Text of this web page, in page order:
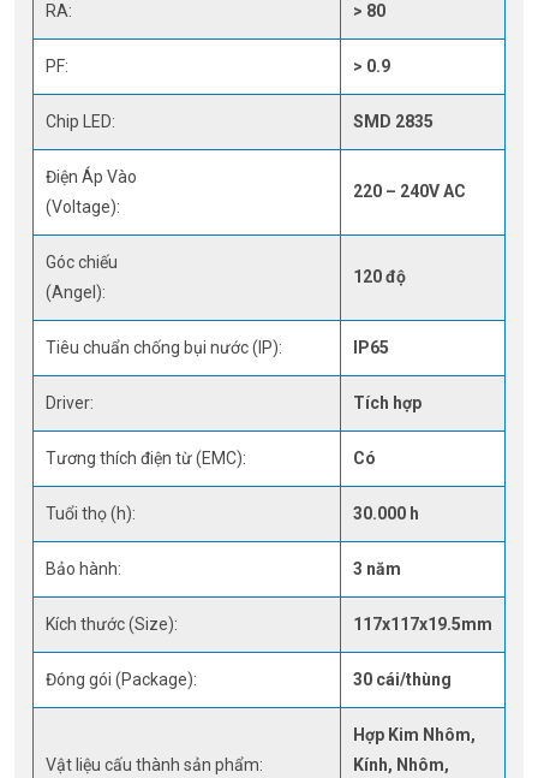
RA: > 80
PF: > 0.9
Chip LED: SMD 2835
Điện Áp Vào
(Voltage):
220 – 240V AC
Góc chiếu
(Angel):
120 độ
Tiêu chuẩn chống bụi nước (IP): IP65
Driver: Tích hợp
Tương thích điện từ (EMC): Có
Tuổi thọ (h): 30.000 h
Bảo hành: 3 năm
Kích thước (Size): 117x117x19.5mm
Đóng gói (Package): 30 cái/thùng
Vật liệu cấu thành sản phẩm:
Hợp Kim Nhôm,
Kính, Nhôm,